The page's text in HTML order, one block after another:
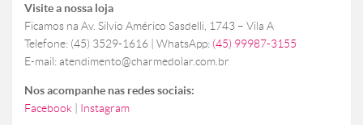
Visite a nossa loja
Ficamos na Av. Silvio Américo Sasdelli, 1743 – Vila A
Telefone: (45) 3529-1616 | WhatsApp: (45) 99987-3155
E-mail: atendimento@charmedolar.com.br
Nos acompanhe nas redes sociais:
Facebook
Instagram